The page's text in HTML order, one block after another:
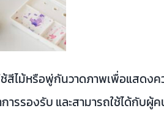
ไม้หรือพู่กันวาดภาพเพื่อแสดง
รรองรับ และสามารถใช้ได้กับผู้